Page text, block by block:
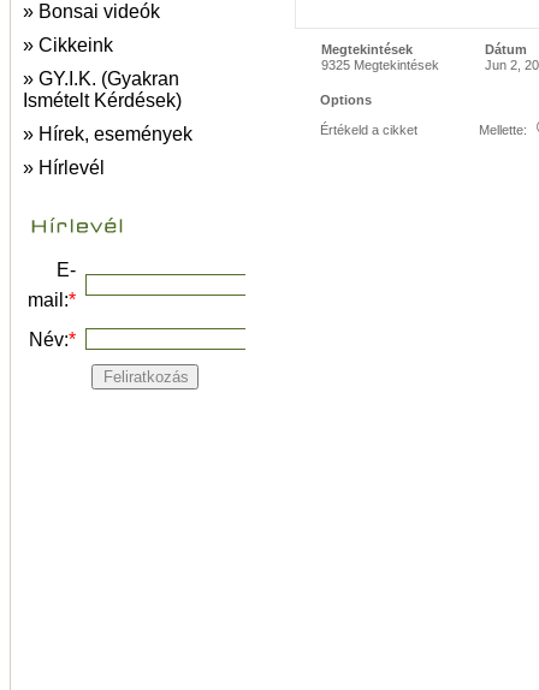
» Bonsai videók
» Cikkeink
» GY.I.K. (Gyakran
Ismételt Kérdések)
» Hírek, események
» Hírlevél
E-
mail:*
Név:*
Megtekintések
Dátum
9325 Megtekintések
Jun 2,
Options
Értékeld a cikket Mellette: